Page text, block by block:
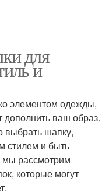
для
и
элементом одежды,
дополнить ваш образ.
выбрать шапку,
стилем и быть
мы рассмотрим
которые могут